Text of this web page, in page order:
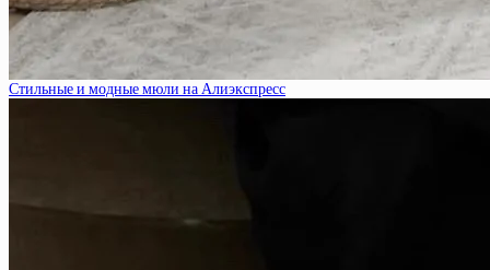
Стильные и модные мюли на Алиэкспресс